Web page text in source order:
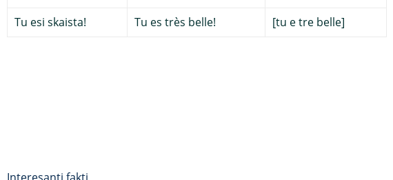
Tu esi skaista!
Tu es très belle! [tu e tre belle]